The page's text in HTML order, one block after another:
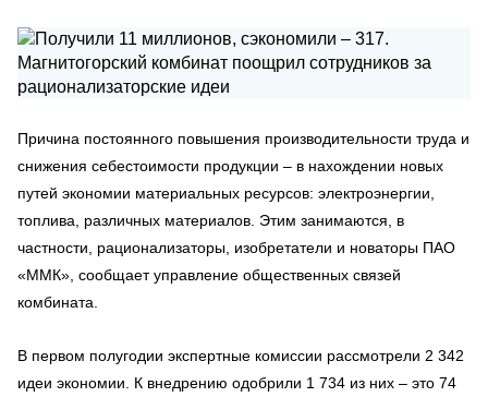
Причина постоянного повышения производительности труда и
снижения себестоимости продукции – в нахождении новых
путей экономии материальных ресурсов: электроэнергии,
топлива, различных материалов. Этим занимаются, в
частности, рационализаторы, изобретатели и новаторы ПАО
«ММК», сообщает управление общественных связей
комбината.
В первом полугодии экспертные комиссии рассмотрели 2 342
идеи экономии. К внедрению одобрили 1 734 из них – это 74